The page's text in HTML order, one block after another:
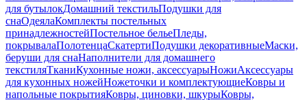
для бутылокДомашний текстильПодушки для
снаОдеялаКомплекты постельных
принадлежностейПостельное бельеПледы,
покрывалаПолотенцаСкатертиПодушки декоративныеМаски,
беруши для снаНаполнители для домашнего
текстиляТканиКухонные ножи, аксессуарыНожиАксессуары
для кухонных ножейНожеточки и комплектующиеКовры и
напольные покрытияКовры, циновки, шкурыКовры,